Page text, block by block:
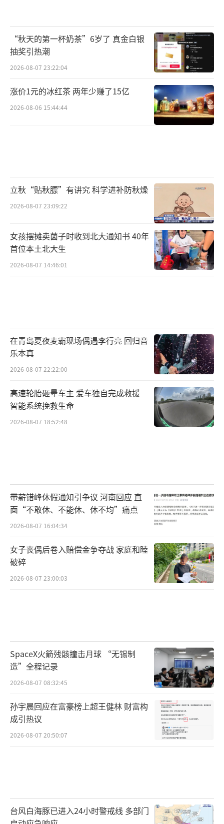
“秋天的第一杯奶茶”6岁了 真金白银
抽奖引热潮
2026-08-07 23:22:04
涨价1元的冰红茶 两年少赚了15亿
2026-08-06 15:44:44
立秋“贴秋膘”有讲究 科学进补防秋燥
2026-08-07 23:09:22
女孩摆摊卖菌子时收到北大通知书 40年
首位本土北大生
2026-08-07 14:46:01
在青岛夏夜麦霸现场偶遇李行亮 回归音
乐本真
2026-08-07 22:22:00
高速轮胎砸晕车主 爱车独自完成救援
智能系统挽救生命
2026-08-07 18:52:48
带薪错峰休假通知引争议 河南回应 直
面“不敢休、不能休、休不均”痛点
2026-08-07 16:04:34
女子丧偶后卷入赔偿金争夺战 家庭和睦
破碎
2026-08-07 23:00:03
SpaceX火箭残骸撞击月球 “无锡制
造”全程记录
2026-08-07 08:32:45
孙宇晨回应在富豪榜上超王健林 财富构
成引热议
2026-08-07 20:50:07
台风白海豚已进入24小时警戒线 多部门